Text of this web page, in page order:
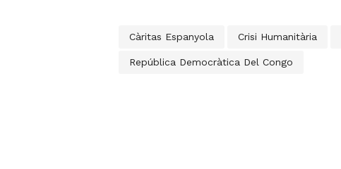
Càritas Espanyola Crisi Humanitària
República Democràtica Del Congo